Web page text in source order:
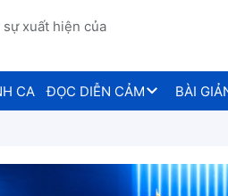
xuất hiện của
CA ĐỌC DIỄN CẢM BÀI